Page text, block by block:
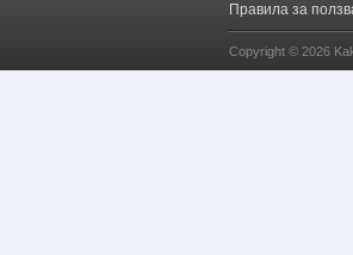
Правила за
Copyright © 2026